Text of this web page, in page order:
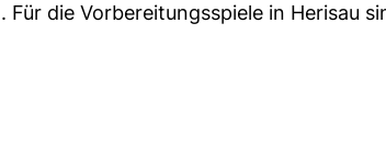
Für die Vorbereitungsspiele in Herisau